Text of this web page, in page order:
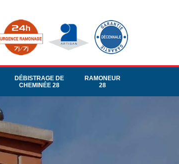
DÉBISTRAGE DE
CHEMINÉE 28
RAMONEUR
28